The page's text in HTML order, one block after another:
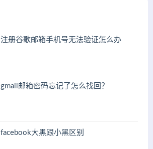
注册谷歌邮箱手机号无法验证怎么办
gmail邮箱密码忘记了怎么找回？
facebook大黑跟小黑区别